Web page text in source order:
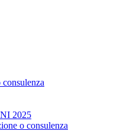
2025
o consulenza